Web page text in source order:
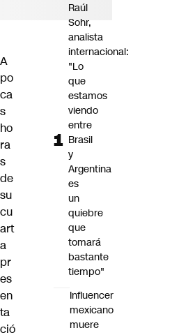
A
po
ca
s
ho
ra
s
de
su
cu
art
a
pr
es
en
ta
ció
Raúl
Sohr,
analista
internacional:
"Lo
que
estamos
viendo
entre
Brasil
y
Argentina
es
un
quiebre
que
tomará
bastante
tiempo"
Influencer
mexicano
muere